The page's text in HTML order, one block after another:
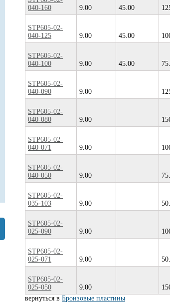
040-160
9.00 45.00
STP605-02-
040-125
9.00 45.00
STP605-02-
040-100
9.00 45.00
STP605-02-
040-090
9.00
STP605-02-
040-080
9.00
STP605-02-
040-071
9.00
STP605-02-
040-050
9.00
STP605-02-
035-103
9.00
STP605-02-
025-090
9.00
STP605-02-
025-071
9.00
STP605-02-
025-050
9.00
вернуться в Бронзовые пластины